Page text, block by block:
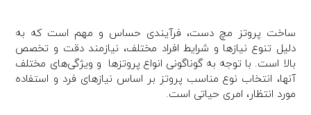
ساخت پروتز مچ دست، فرآیندی حساس و مهم است که به
دلیل تنوع نیازها و شرایط افراد مختلف، نیازمند دقت و تخصص
بالا است. با توجه به گوناگونی انواع پروتزها و ویژگی‌های مختلف
آنها، انتخاب نوع مناسب پروتز بر اساس نیازهای فرد و استفاده
مورد انتظار، امری حیاتی است.